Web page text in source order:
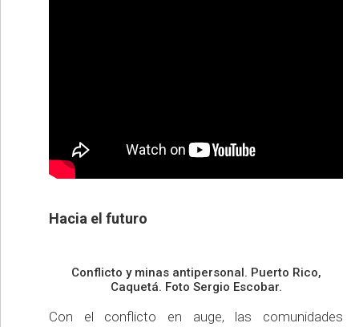
Hacia el futuro
Conflicto y minas antipersonal. Puerto Rico,
Caquetá. Foto Sergio Escobar.
Con el conflicto en auge, las comunidades